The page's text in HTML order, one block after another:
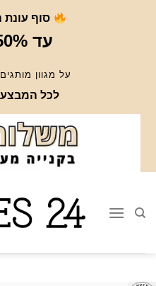
סוף עונת
עד 50% הנחה
על מגוון
לכל